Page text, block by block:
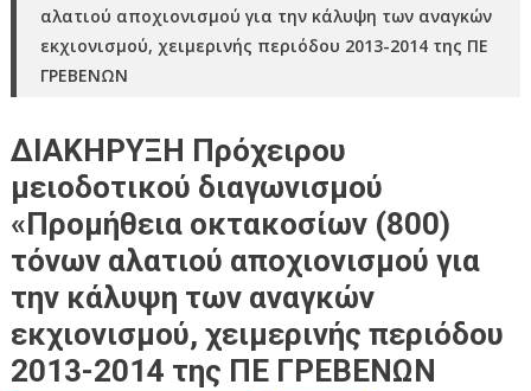
αλατιού αποχιονισμού για την κάλυψη των αναγκών
εκχιονισμού, χειμερινής περιόδου 2013-2014 της ΠΕ
ΓΡΕΒΕΝΩΝ
ΔΙΑΚΗΡΥΞΗ Πρόχειρου
μειοδοτικού διαγωνισμού
«Προμήθεια οκτακοσίων (800)
τόνων αλατιού αποχιονισμού για
την κάλυψη των αναγκών
εκχιονισμού, χειμερινής περιόδου
2013-2014 της ΠΕ ΓΡΕΒΕΝΩΝ